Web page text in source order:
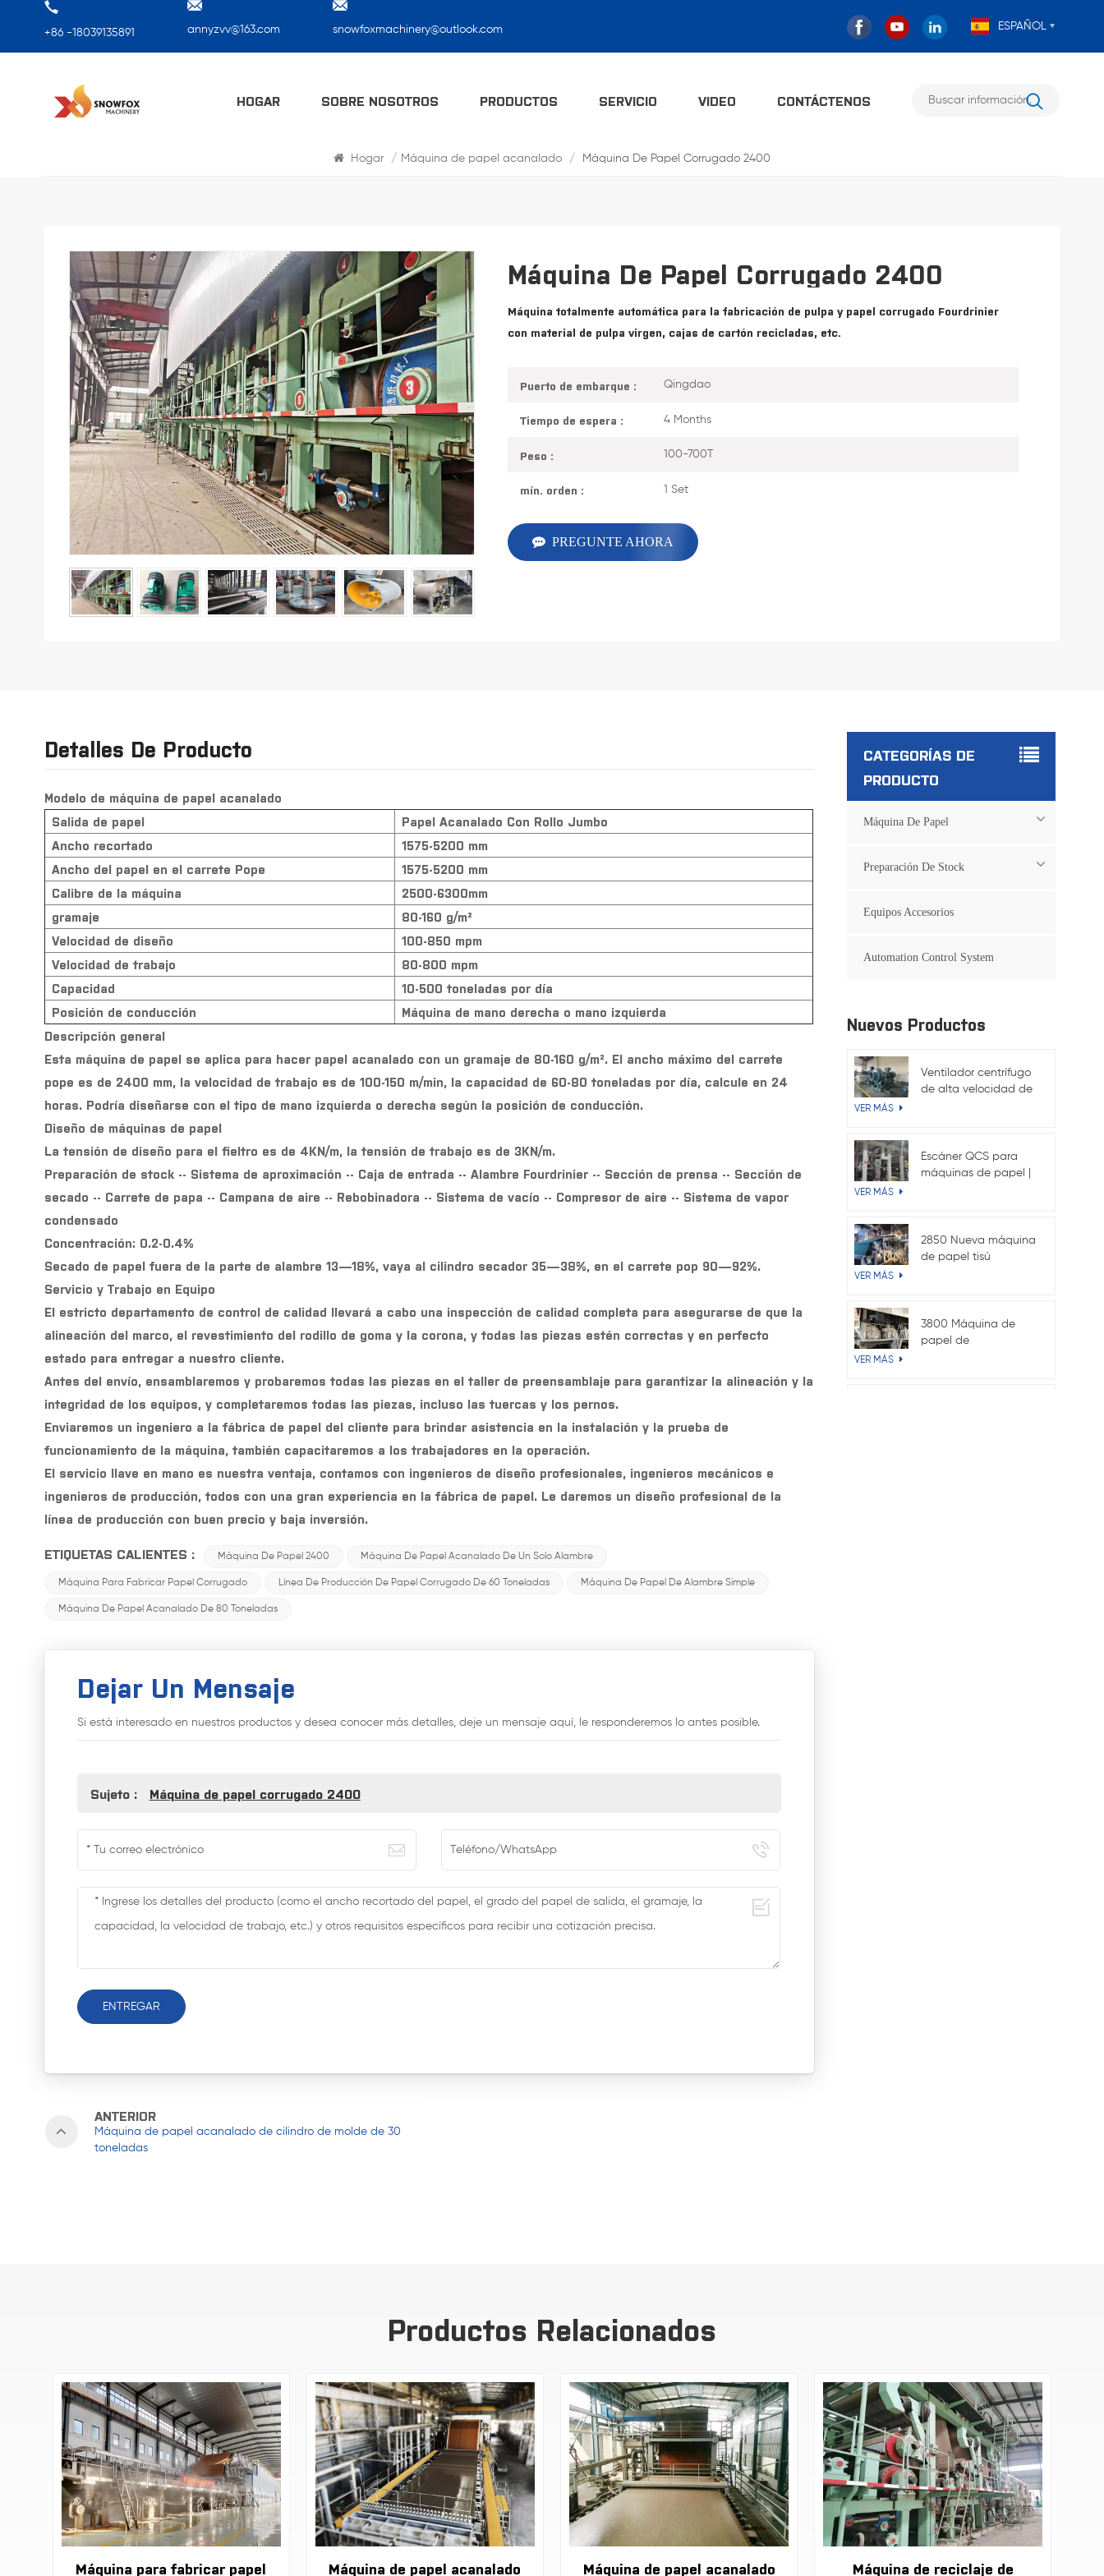
+86 -18039135891 annyzvv@163.com snowfoxmachinery@outlook.com ESPAÑOL
HOGAR SOBRE NOSOTROS PRODUCTOS SERVICIO VIDEO CONTÁCTENOS
Máquina De Papel Acanalado
Hogar / Máquina de papel acanalado / Máquina De Papel Corrugado 2400
Máquina De Papel Corrugado 2400
Máquina totalmente automática para la fabricación de pulpa y papel corrugado Fourdrinier
con material de pulpa virgen, cajas de cartón recicladas, etc.
Puerto de embarque : Qingdao
Tiempo de espera : 4 Months
Peso : 100-700T
mín. orden : 1 Set
PREGUNTE AHORA
Detalles De Producto
Modelo de máquina de papel acanalado
Salida de papel
Papel Acanalado Con Rollo Jumbo
Ancho recortado
1575-5200 mm
Ancho del papel en el carrete Pope
1575-5200 mm
Calibre de la máquina
2500-6300mm
gramaje
80-160 g/m²
Velocidad de diseño
100-850 mpm
Velocidad de trabajo
80-800 mpm
Capacidad
10-500 toneladas por día
Posición de conducción
Máquina de mano derecha o mano izquierda
Descripción general
Esta máquina de papel se aplica para hacer papel acanalado con un gramaje de 80-160 g/m². El ancho máximo del carrete
pope es de 2400 mm, la velocidad de trabajo es de 100-150 m/min, la capacidad de 60-80 toneladas por día, calcule en 24
horas. Podría diseñarse con el tipo de mano izquierda o derecha según la posición de conducción.
Diseño de máquinas de papel
La tensión de diseño para el fieltro es de 4KN/m, la tensión de trabajo es de 3KN/m.
Preparación de stock -- Sistema de aproximación -- Caja de entrada -- Alambre Fourdrinier -- Sección de prensa -- Sección de
secado -- Carrete de papa -- Campana de aire -- Rebobinadora -- Sistema de vacío -- Compresor de aire -- Sistema de vapor
condensado
Concentración: 0.2-0.4%
Secado de papel fuera de la parte de alambre 13—18%, vaya al cilindro secador 35—38%, en el carrete pop 90—92%.
Servicio y Trabajo en Equipo
El estricto departamento de control de calidad llevará a cabo una inspección de calidad completa para asegurarse de que la
alineación del marco, el revestimiento del rodillo de goma y la corona, y todas las piezas estén correctas y en perfecto
estado para entregar a nuestro cliente.
Antes del envío, ensamblaremos y probaremos todas las piezas en el taller de preensamblaje para garantizar la alineación y la
integridad de los equipos, y completaremos todas las piezas, incluso las tuercas y los pernos.
Enviaremos un ingeniero a la fábrica de papel del cliente para brindar asistencia en la instalación y la prueba de
funcionamiento de la máquina, también capacitaremos a los trabajadores en la operación.
El servicio llave en mano es nuestra ventaja, contamos con ingenieros de diseño profesionales, ingenieros mecánicos e
ingenieros de producción, todos con una gran experiencia en la fábrica de papel. Le daremos un diseño profesional de la
línea de producción con buen precio y baja inversión.
ETIQUETAS CALIENTES : Máquina De Papel 2400 Máquina De Papel Acanalado De Un Solo Alambre
Máquina Para Fabricar Papel Corrugado Línea De Producción De Papel Corrugado De 60 Toneladas Máquina De Papel De Alambre Simple
Máquina De Papel Acanalado De 80 Toneladas
Dejar Un Mensaje
Si está interesado en nuestros productos y desea conocer más detalles, deje un mensaje aquí, le responderemos lo antes posible.
Sujeto : Máquina de papel corrugado 2400
ENTREGAR
ANTERIOR
Máquina de papel acanalado de cilindro de molde de 30
toneladas
CATEGORÍAS DE
PRODUCTO
Máquina De Papel
Preparación De Stock
Equipos Accesorios
Automation Control System
Nuevos Productos
Ventilador centrífugo
de alta velocidad de
VER MÁS
Escáner QCS para
máquinas de papel |
VER MÁS
2850 Nueva máquina
de papel tisú
VER MÁS
3800 Máquina de
papel de
VER MÁS
Productos Relacionados
Máquina para fabricar papel
Máquina de papel acanalado
Máquina de papel acanalado
Máquina de reciclaje de